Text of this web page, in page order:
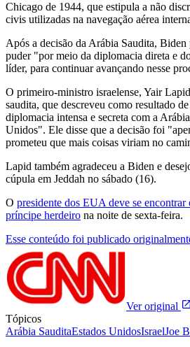
Chicago de 1944, que estipula a não
civis utilizadas na navegação aérea
Após a decisão da Arábia Saudita,
puder "por meio da diplomacia direta e
líder, para continuar avançando nesse
O primeiro-ministro israelense, Yair
saudita, que descreveu como resultado
diplomacia intensa e secreta com a
Unidos". Ele disse que a decisão foi
prometeu que mais coisas viriam no
Lapid também agradeceu a Biden e
cúpula em Jeddah no sábado (16).
O presidente dos EUA deve se
príncipe herdeiro na noite de sexta-feira.
Esse conteúdo foi publicado
Ver original
Tópicos
Arábia SauditaEstados UnidosIsraelJoe